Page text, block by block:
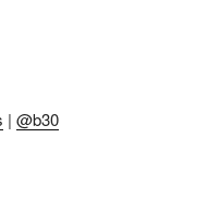
| @b30